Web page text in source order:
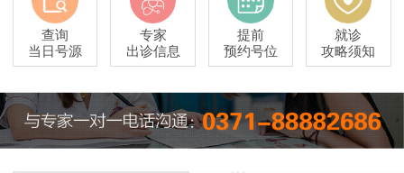
查询
当日号源
专家
出诊信息
提前
预约号位
就诊
攻略须知